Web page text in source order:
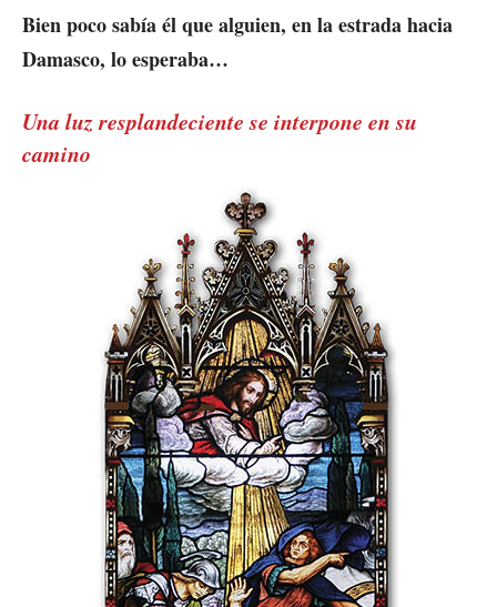
Bien poco sabía él que alguien, en la estrada hacia
Damasco, lo esperaba…
Una luz resplandeciente se interpone en su
camino